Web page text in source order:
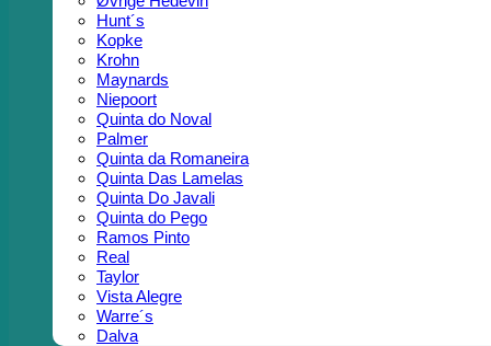
Hunt´s
Kopke
Krohn
Maynards
Niepoort
Quinta do Noval
Palmer
Quinta da Romaneira
Quinta Das Lamelas
Quinta Do Javali
Quinta do Pego
Ramos Pinto
Real
Taylor
Vista Alegre
Warre´s
Dalva